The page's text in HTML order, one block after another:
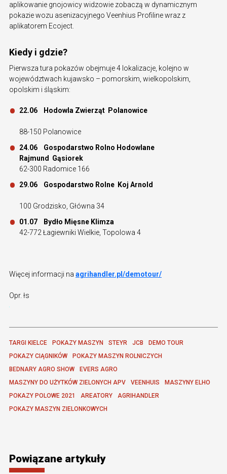
aplikowanie gnojowicy widzowie zobaczą w dynamicznym
pokazie wozu asenizacyjnego Veenhius Profiline wraz z
aplikatorem Ecoject.
Kiedy i gdzie?
Pierwsza tura pokazów obejmuje 4 lokalizacje, kolejno w
województwach kujawsko – pomorskim, wielkopolskim,
opolskim i śląskim:
22.06 Hodowla Zwierząt Polanowice
88-150 Polanowice
24.06 Gospodarstwo Rolno Hodowlane
Rajmund Gąsiorek
62-300 Radomice 166
29.06 Gospodarstwo Rolne Koj Arnold
100 Grodzisko, Główna 34
01.07 Bydło Mięsne Klimza
42-772 Łagiewniki Wielkie, Topolowa 4
Więcej informacji na agrihandler.pl/demotour/
Opr. łs
TARGI KIELCE POKAZY MASZYN STEYR JCB
DEMO TOUR
POKAZY CIĄGNIKÓW
POKAZY MASZYN ROLNICZYCH
BEDNARY AGRO SHOW
EVERS AGRO
MASZYNY DO UŻYTKÓW ZIELONYCH APV
VEENHUIS
MASZYNY ELHO
POKAZY POLOWE 2021
AREATORY
AGRIHANDLER
POKAZY MASZYN ZIELONKOWYCH
Powiązane artykuły